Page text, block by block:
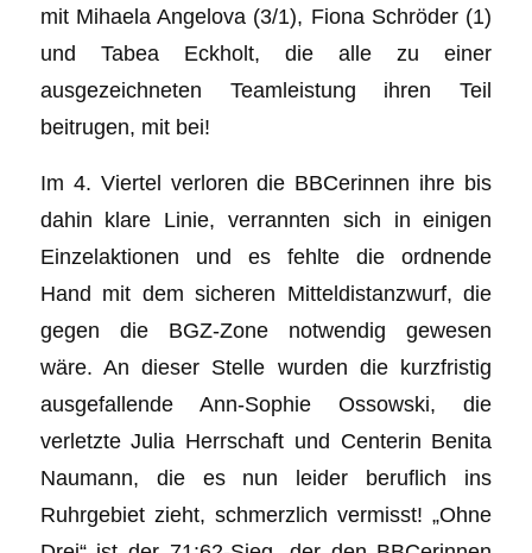
mit Mihaela Angelova (3/1), Fiona Schröder (1)
und Tabea Eckholt, die alle zu einer
ausgezeichneten Teamleistung ihren Teil
beitrugen, mit bei!
Im 4. Viertel verloren die BBCerinnen ihre bis
dahin klare Linie, verrannten sich in einigen
Einzelaktionen und es fehlte die ordnende
Hand mit dem sicheren Mitteldistanzwurf, die
gegen die BGZ-Zone notwendig gewesen
wäre. An dieser Stelle wurden die kurzfristig
ausgefallende Ann-Sophie Ossowski, die
verletzte Julia Herrschaft und Centerin Benita
Naumann, die es nun leider beruflich ins
Ruhrgebiet zieht, schmerzlich vermisst! „Ohne